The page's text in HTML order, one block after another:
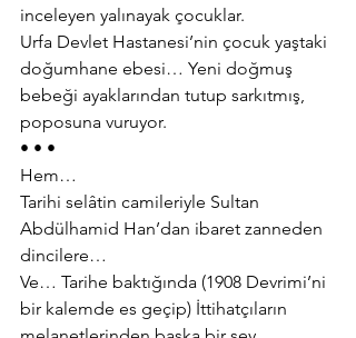
inceleyen yalınayak çocuklar.
Urfa Devlet Hastanesi’nin çocuk yaştaki
doğumhane ebesi… Yeni doğmuş
bebeği ayaklarından tutup sarkıtmış,
poposuna vuruyor.
• • •
Hem…
Tarihi selâtin camileriyle Sultan
Abdülhamid Han’dan ibaret zanneden
dincilere…
Ve… Tarihe baktığında (1908 Devrimi’ni
bir kalemde es geçip) İttihatçıların